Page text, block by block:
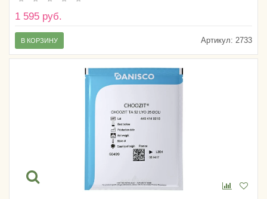
1 595 руб.
Артикул: 2733
В КОРЗИНУ